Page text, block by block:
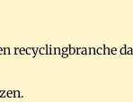
recyclingbranche